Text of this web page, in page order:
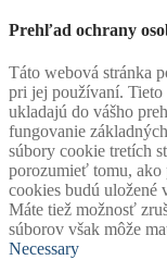
Prehľad ochrany
Táto webová stránka
pri jej používaní. Tieto
ukladajú do vášho
fungovanie
súbory cookie tretích
porozumieť tomu, ako
cookies budú uložené
Máte tiež možnosť
súborov však môže
Necessary